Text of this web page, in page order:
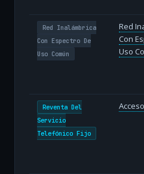
Red Inalámbrica
Con Espectro De
Uso Común
Red
Con
Uso
Reventa Del
Servicio
Telefónico Fijo